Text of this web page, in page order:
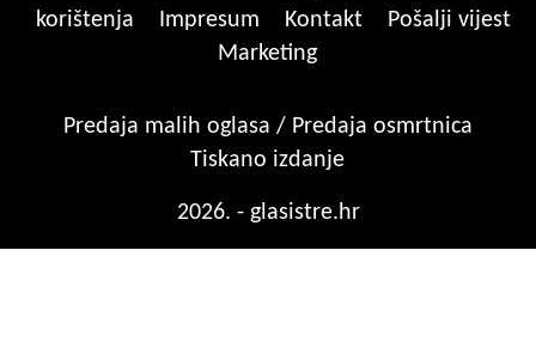
korištenja
Impresum Kontakt
Pošalji vijest
Marketing
Predaja malih oglasa / Predaja osmrtnica
Tiskano izdanje
2026. - glasistre.hr